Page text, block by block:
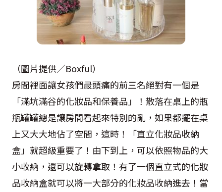
（圖片提供／Boxful）
房間裡面讓女孩們最頭痛的前三名絕對有一個是
「滿坑滿谷的化妝品和保養品」！散落在桌上的瓶
瓶罐罐總是讓房間看起來特別的亂，如果都擺在桌
上又大大地佔了空間，這時！「直立化妝品收納
盒」就超級重要了！由下到上，可以依照物品的大
小收納，還可以旋轉拿取！有了一個直立式的化妝
品收納盒就可以將一大部分的化妝品收納進去！當